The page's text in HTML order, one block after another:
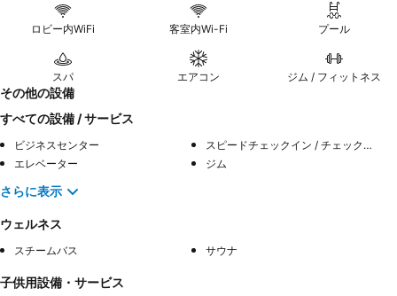
ロビー内WiFi 客室内Wi-Fi プール
スパ エアコン ジム / フィットネス
その他の設備
すべての設備 / サービス
ビジネスセンター
スピードチェックイン / チェックアウト
エレベーター
ジム
さらに表示
ウェルネス
スチームバス サウナ
子供用設備・サービス